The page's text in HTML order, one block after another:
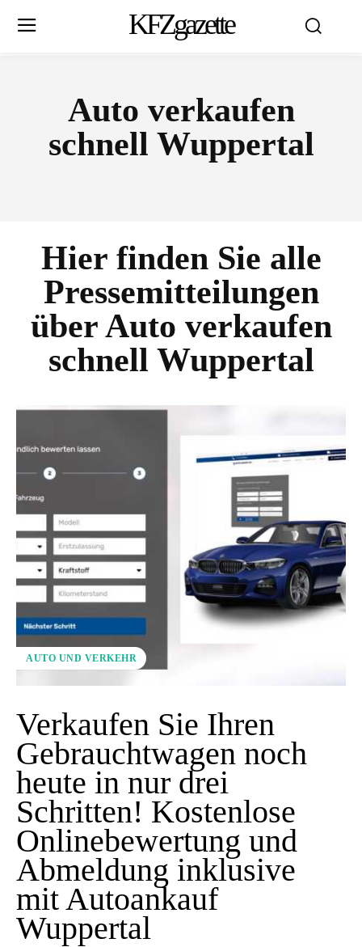
KFZgazette
Auto verkaufen
schnell Wuppertal
Hier finden Sie alle
Pressemitteilungen
überAuto verkaufen
schnell Wuppertal
AUTO UND VERKEHR
Verkaufen Sie Ihren
Gebrauchtwagen noch
heute in nur drei
Schritten! Kostenlose
Onlinebewertung und
Abmeldung inklusive
mit Autoankauf
Wuppertal